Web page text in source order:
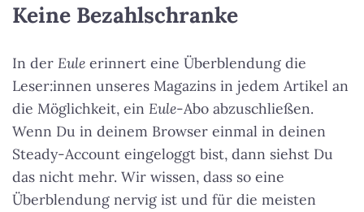
Keine Bezahlschranke
In der Eule erinnert eine Überblendung die
Leser:innen unseres Magazins in jedem Artikel an
die Möglichkeit, ein Eule-Abo abzuschließen.
Wenn Du in deinem Browser einmal in deinen
Steady-Account eingeloggt bist, dann siehst Du
das nicht mehr. Wir wissen, dass so eine
Überblendung nervig ist und für die meisten